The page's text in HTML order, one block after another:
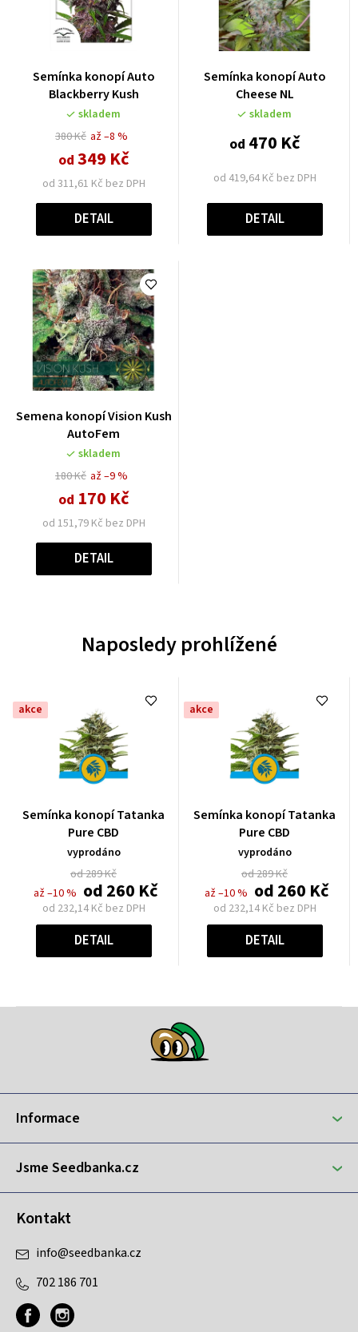
Semínka konopí Auto
Blackberry Kush
skladem
380 Kč
od 311,61 Kč bez DPH
od 349 Kč
až –8 %
DETAIL
Semínka konopí Auto
Cheese NL
skladem
od 419,64 Kč bez DPH
od 470 Kč
DETAIL
Semena konopí Vision Kush
AutoFem
skladem
180 Kč
od 151,79 Kč bez DPH
od 170 Kč
až –9 %
DETAIL
Naposledy prohlížené
akce
Průměrné
hodnocení
produktu
je
0,0
z
hvězdiček.
Semínka konopí Tatanka
Pure CBD
vyprodáno
od 289 Kč
až –10 % od260 Kč
od 232,14 Kč bez DPH
Měrná
cena:
DETAIL
akce
Průměrné
hodnocení
produktu
je
0,0
z
hvězdiček.
Semínka konopí Tatanka
Pure CBD
vyprodáno
od 289 Kč
až –10 % od260 Kč
od 232,14 Kč bez DPH
Měrná
cena:
DETAIL
a
í
Informace
Jsme Seedbanka.cz
Kontakt
info@seedbanka.cz
702 186 701